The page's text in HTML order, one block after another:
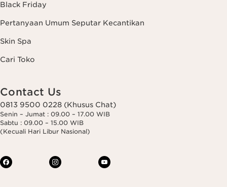
Black Friday
Pertanyaan Umum Seputar Kecantikan
Skin Spa
Cari Toko
Contact Us
0813 9500 0228 (Khusus Chat)
Senin – Jumat : 09.00 – 17.00 WIB
Sabtu : 09.00 – 15.00 WIB
(Kecuali Hari Libur Nasional)